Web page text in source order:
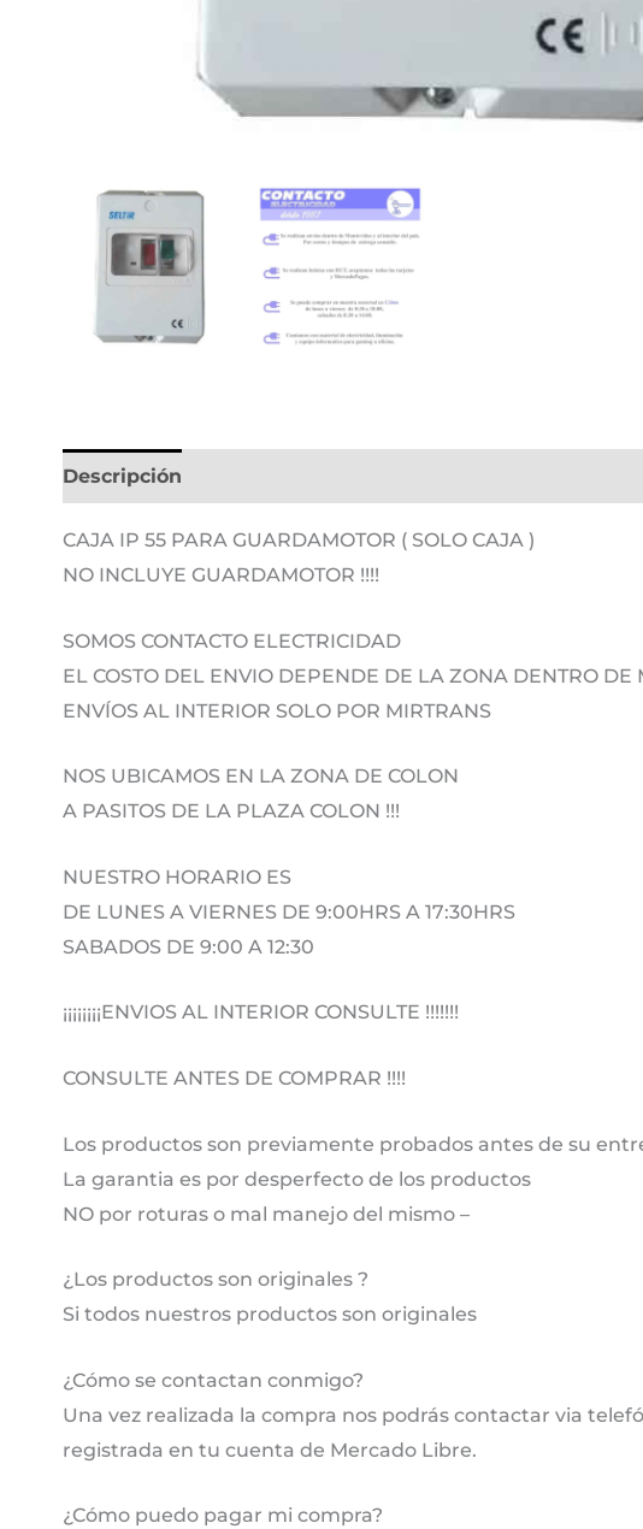
Descripción
CAJA IP 55 PARA GUARDAMOTOR ( SOLO CAJA )
NO INCLUYE GUARDAMOTOR !!!!
SOMOS CONTACTO ELECTRICIDAD
EL COSTO DEL ENVIO DEPENDE DE LA ZONA DENTRO DE
ENVÍOS AL INTERIOR SOLO POR MIRTRANS
NOS UBICAMOS EN LA ZONA DE COLON
A PASITOS DE LA PLAZA COLON !!!
NUESTRO HORARIO ES
DE LUNES A VIERNES DE 9:00HRS A 17:30HRS
SABADOS DE 9:00 A 12:30
¡¡¡¡¡¡¡¡ENVIOS AL INTERIOR CONSULTE !!!!!!!
CONSULTE ANTES DE COMPRAR !!!!
Los productos son previamente probados antes de su
La garantia es por desperfecto de los productos
NO por roturas o mal manejo del mismo –
¿Los productos son originales ?
Si todos nuestros productos son originales
¿Cómo se contactan conmigo?
Una vez realizada la compra nos podrás contactar via
registrada en tu cuenta de Mercado Libre.
¿Cómo puedo pagar mi compra?